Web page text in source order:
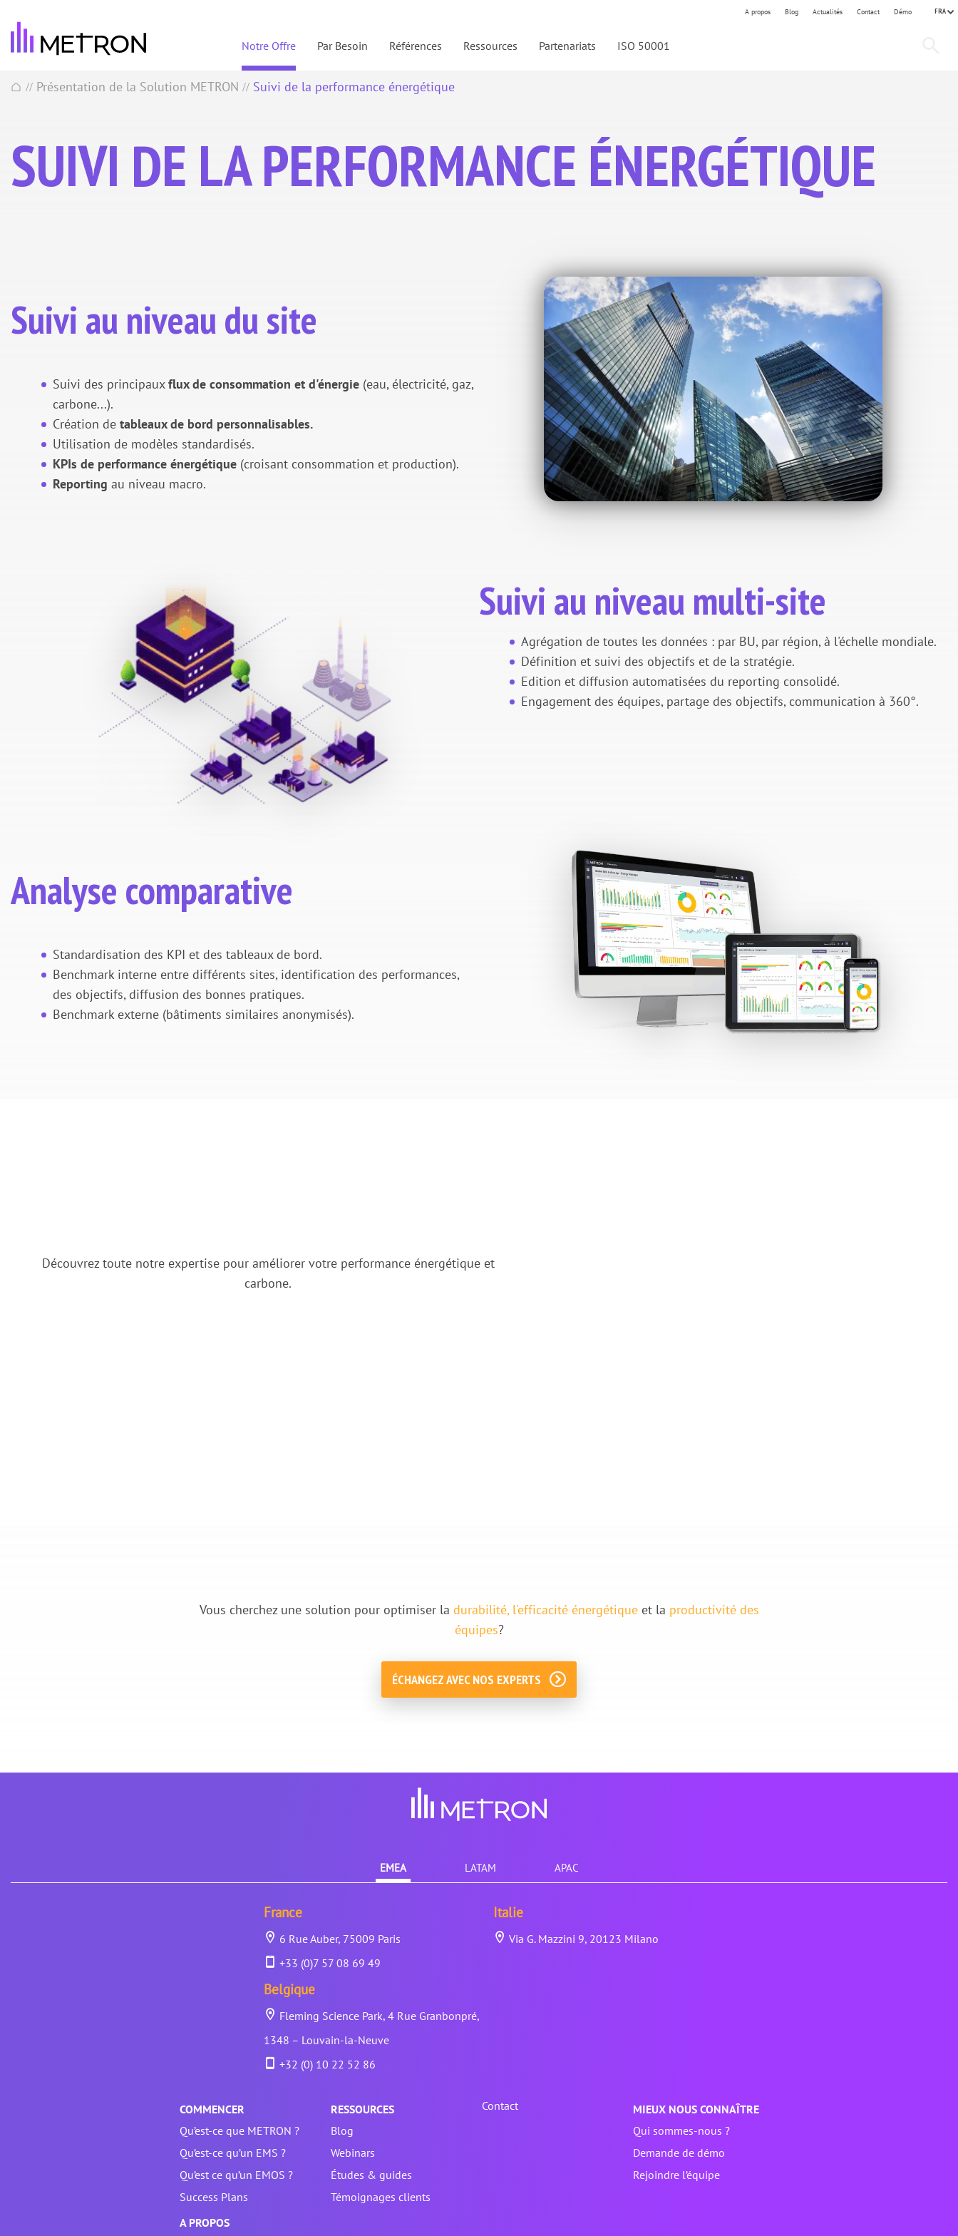
A propos Blog Actualités Contact Démo
Notre Offre Par Besoin Références Ressources Partenariats ISO 50001
FRA
// Présentation de la Solution METRON // Suivi de la performance énergétique
SUIVI DE LA PERFORMANCE ÉNERGÉTIQUE
Suivi au niveau du site
Suivi des principauxflux de consommation et d'énergie (eau, électricité, gaz,
carbone...).
Création detableaux de bord personnalisables.
Utilisation de modèles standardisés.
KPIs de performance énergétique (croisant consommation et production).
Reporting au niveau macro.
Suivi au niveau multi-site
Agrégation de toutes les données : par BU, par région, à l'échelle mondiale.
Définition et suivi des objectifs et de la stratégie.
Edition et diffusion automatisées du reporting consolidé.
Engagement des équipes, partage des objectifs, communication à 360°.
Analyse comparative
Standardisation des KPI et des tableaux de bord.
Benchmark interne entre différents sites, identification des performances,
des objectifs, diffusion des bonnes pratiques.
Benchmark externe (bâtiments similaires anonymisés).
Découvrez toute notre expertise pour améliorer votre performance énergétique et
carbone.
Vous cherchez une solution pour optimiser la durabilité, l'efficacité énergétique et la productivité des
équipes?
ÉCHANGEZ AVEC NOS EXPERTS
EMEA LATAM APAC
France
6 Rue Auber, 75009 Paris
+33 (0)7 57 08 69 49
Italie
Via G. Mazzini 9, 20123 Milano
Belgique
Fleming Science Park, 4 Rue Granbonpré,
1348 – Louvain-la-Neuve
+32 (0) 10 22 52 86
COMMENCER
Qu’est-ce que METRON ?
Qu’est-ce qu’un EMS ?
Qu’est ce qu’un EMOS ?
Success Plans
RESSOURCES
Blog
Webinars
Études & guides
Témoignages clients
Contact
MIEUX NOUS CONNAÎTRE
Qui sommes-nous ?
Demande de démo
Rejoindre l’équipe
A PROPOS